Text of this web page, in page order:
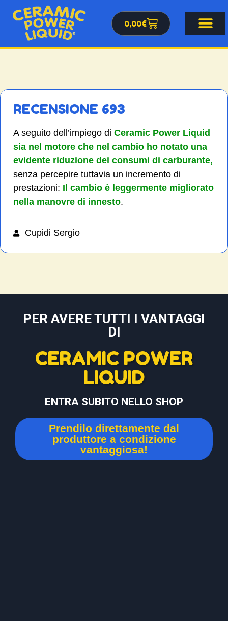
0,00€
RECENSIONE 693
A seguito dell’impiego di Ceramic Power Liquid
sia nel motore che nel cambio ho notato una
evidente riduzione dei consumi di carburante,
senza percepire tuttavia un incremento di
prestazioni: Il cambio è leggermente migliorato
nella manovre di innesto.
Cupidi Sergio
PER AVERE TUTTI I VANTAGGI
DI
CERAMIC POWER
LIQUID
ENTRA SUBITO NELLO SHOP
Prendilo direttamente dal
produttore a condizione
vantaggiosa!